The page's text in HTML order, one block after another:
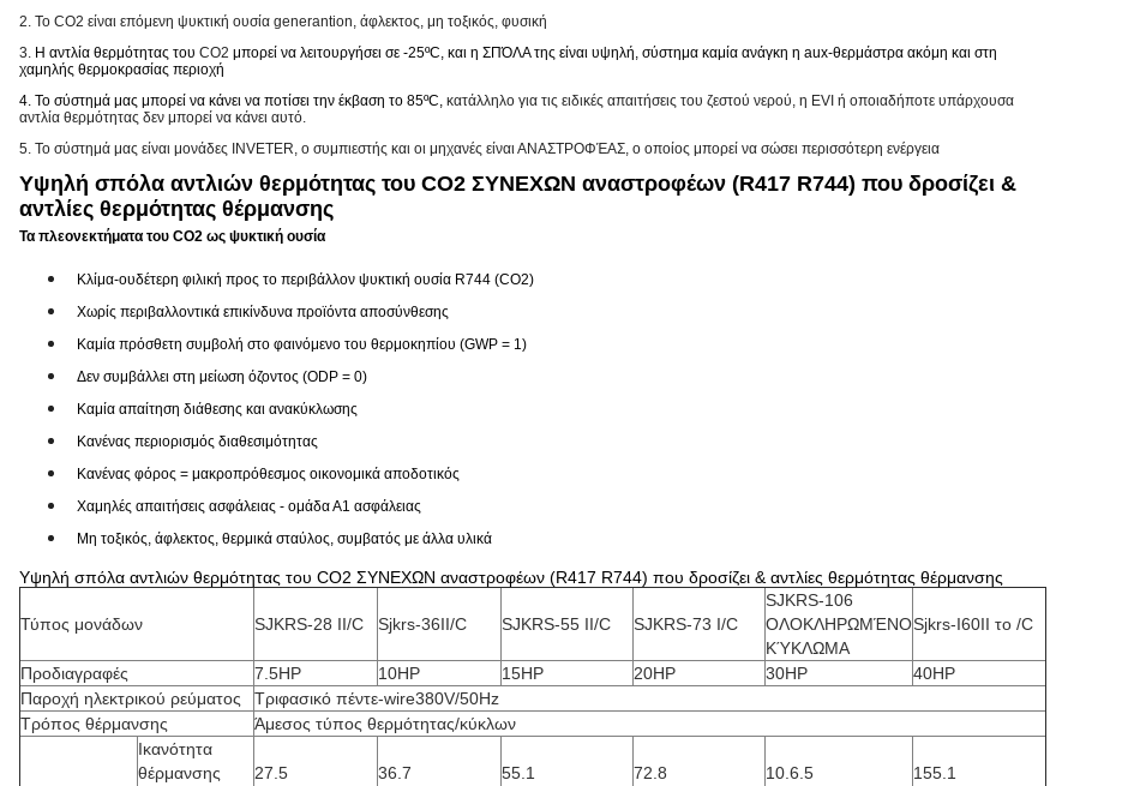
2. Το CO2 είναι επόμενη ψυκτική ουσία generantion, άφλεκτος, μη τοξικός, φυσική
3. Η αντλία θερμότητας του CO2 μπορεί να λειτουργήσει σε -25ºC, και η ΣΠΌΛΑ της είναι υψηλή, σύστημα καμία ανάγκη η aux-θερμάστρα ακόμη και στη
χαμηλής θερμοκρασίας περιοχή
4. Το σύστημά μας μπορεί να κάνει να ποτίσει την έκβαση το 85ºC, κατάλληλο για τις ειδικές απαιτήσεις του ζεστού νερού, η EVI ή οποιαδήποτε υπάρχουσα
αντλία θερμότητας δεν μπορεί να κάνει αυτό.
5. Το σύστημά μας είναι μονάδες INVETER, ο συμπιεστής και οι μηχανές είναι ΑΝΑΣΤΡΟΦΈΑΣ, ο οποίος μπορεί να σώσει περισσότερη ενέργεια
Υψηλή σπόλα αντλιών θερμότητας του CO2 ΣΥΝΕΧΩΝ αναστροφέων (R417 R744) που δροσίζει &
αντλίες θερμότητας θέρμανσης
Τα πλεονεκτήματα του CO2 ως ψυκτική ουσία
Κλίμα-ουδέτερη φιλική προς το περιβάλλον ψυκτική ουσία R744 (CO2)
Χωρίς περιβαλλοντικά επικίνδυνα προϊόντα αποσύνθεσης
Καμία πρόσθετη συμβολή στο φαινόμενο του θερμοκηπίου (GWP = 1)
Δεν συμβάλλει στη μείωση όζοντος (ODP = 0)
Καμία απαίτηση διάθεσης και ανακύκλωσης
Κανένας περιορισμός διαθεσιμότητας
Κανένας φόρος = μακροπρόθεσμος οικονομικά αποδοτικός
Χαμηλές απαιτήσεις ασφάλειας - ομάδα Α1 ασφάλειας
Μη τοξικός, άφλεκτος, θερμικά σταύλος, συμβατός με άλλα υλικά
Υψηλή σπόλα αντλιών θερμότητας του CO2 ΣΥΝΕΧΩΝ αναστροφέων (R417 R744) που δροσίζει & αντλίες θερμότητας θέρμανσης
Τύπος μονάδων SJKRS-28 II/C Sjkrs-36II/C SJKRS-55 II/C SJKRS-73 I/C
SJKRS-106
ΟΛΟΚΛΗΡΩΜΈΝΟ
ΚΎΚΛΩΜΑ
Sjkrs-I60II το /C
Προδιαγραφές 7.5HP 10HP 15HP 20HP 30HP
40HP
Παροχή ηλεκτρικού ρεύματος
Τριφασικό πέντε-wire380V/50Hz
Τρόπος θέρμανσης
Άμεσος τύπος θερμότητας/κύκλων
Ικανότητα
θέρμανσης
27.5 36.7 55.1 72.8 10.6.5 155.1